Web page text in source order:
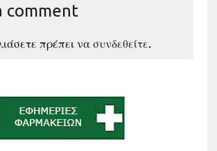
comment
πρέπει νασυνδεθείτε.